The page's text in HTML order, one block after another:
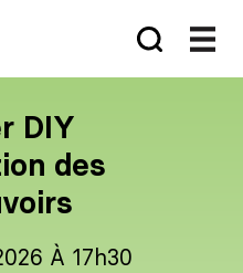
DIY
des
À 17h30